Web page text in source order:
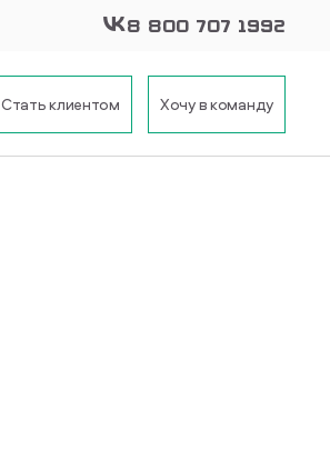
8 800 707 1992
Стать клиентом Хочу в команду